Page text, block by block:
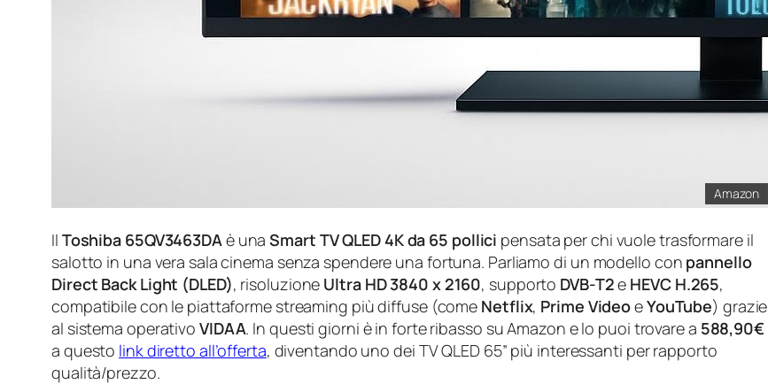
Amazon
Il Toshiba 65QV3463DA è unaSmart TV QLED 4K da 65 pollici pensata per chi vuole trasformare il
salotto in una vera sala cinema senza spendere una fortuna. Parliamo di un modello con pannello
Direct Back Light (DLED), risoluzione Ultra HD 3840 x 2160, supporto DVB-T2e HEVC H.265,
compatibile con le piattaforme streaming più diffuse (come Netflix, Prime VideoeYouTube) grazie
al sistema operativo VIDAA. In questi giorni è in forte ribasso su Amazon e lo puoi trovare a 588,90€
a questo link diretto all’offerta, diventando uno dei TV QLED 65” più interessanti per rapporto
qualità/prezzo.